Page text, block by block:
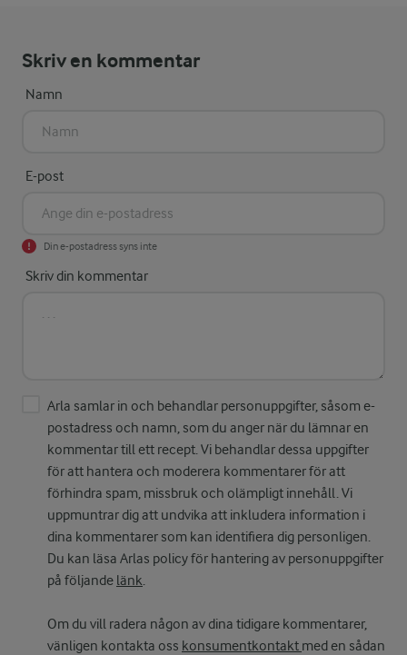
Skriv en kommentar
Namn
E-post
Din e-postadress syns inte
Skriv din kommentar
Arla samlar in och behandlar personuppgifter, såsom e-
postadress och namn, som du anger när du lämnar en
kommentar till ett recept. Vi behandlar dessa uppgifter
för att hantera och moderera kommentarer för att
förhindra spam, missbruk och olämpligt innehåll. Vi
uppmuntrar dig att undvika att inkludera information i
dina kommentarer som kan identifiera dig personligen.
Du kan läsa Arlas policy för hantering av personuppgifter
på följande länk.
Om du vill radera någon av dina tidigare kommentarer,
vänligen kontakta oss konsumentkontakt med en sådan